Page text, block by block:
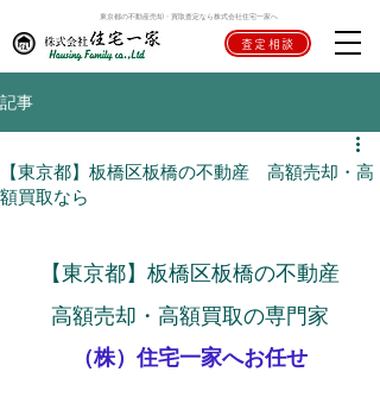
東京都の不動産売却・買取査定なら株式会社住宅一家へ
査定相談
記事
【東京都】板橋区板橋の不動産 高額売却・高
額買取なら
【東京都】板橋区板橋の不動産
高額売却・高額買取の専門家
（株）住宅一家へお任せ